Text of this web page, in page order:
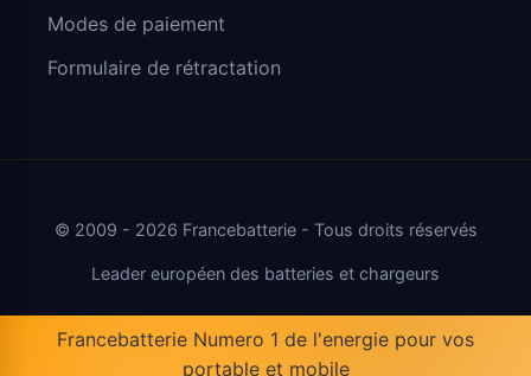
Modes de paiement
Formulaire de rétractation
© 2009 - 2026 Francebatterie - Tous droits réservés
Leader européen des batteries et chargeurs
Francebatterie Numero 1 de l'energie pour vos
portable et mobile